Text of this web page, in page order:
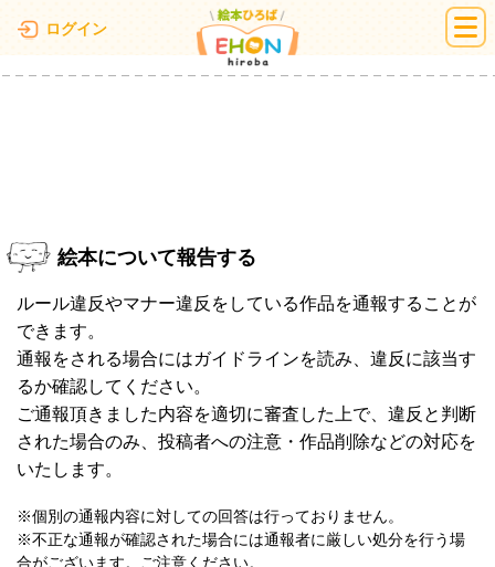
ログイン 絵本ひろば
絵本について報告する
ルール違反やマナー違反をしている作品を通報することが
できます。
通報をされる場合にはガイドラインを読み、違反に該当す
るか確認してください。
ご通報頂きました内容を適切に審査した上で、違反と判断
された場合のみ、投稿者への注意・作品削除などの対応を
いたします。
※個別の通報内容に対しての回答は行っておりません。
※不正な通報が確認された場合には通報者に厳しい処分を行う場
合がございます。ご注意ください。